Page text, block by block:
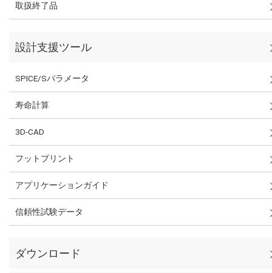
取扱終了品
設計支援ツール
SPICE/Sパラメータ
寿命計算
3D-CAD
フットプリント
アプリケーションガイド
信頼性試験データ
ダウンロード